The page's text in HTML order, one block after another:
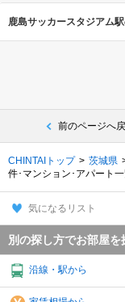
鹿島サッカースタジアム
前のページへ
CHINTAIトップ 茨城県
件･マンション･アパート
気になるリスト
別の探し方でお部屋を
沿線・駅から